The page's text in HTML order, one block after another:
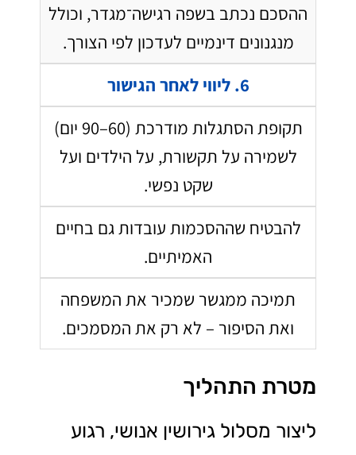
ההסכם נכתב בשפה רגישה־מגדר, וכולל
מנגנונים דינמיים לעדכון לפי הצורך.
6. ליווי לאחר הגישור
תקופת הסתגלות מודרכת (60–90 יום)
לשמירה על תקשורת, על הילדים ועל
שקט נפשי.
להבטיח שההסכמות עובדות גם בחיים
האמיתיים.
תמיכה ממגשר שמכיר את המשפחה
ואת הסיפור – לא רק את המסמכים.
מטרת התהליך
ליצור מסלול גירושין אנושי, רגוע